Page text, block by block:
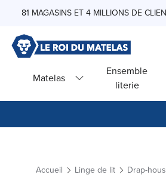
Skip to Content
81 MAGASINS ET 4 MILLIONS DE
Matelas
Ensemble
literie
Accueil Linge de lit Drap-